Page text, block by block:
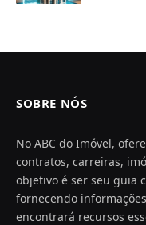
SOBRE NÓS
No ABC do Imóvel,
contratos, carreiras,
objetivo é ser seu guia
fornecendo
encontrará recursos